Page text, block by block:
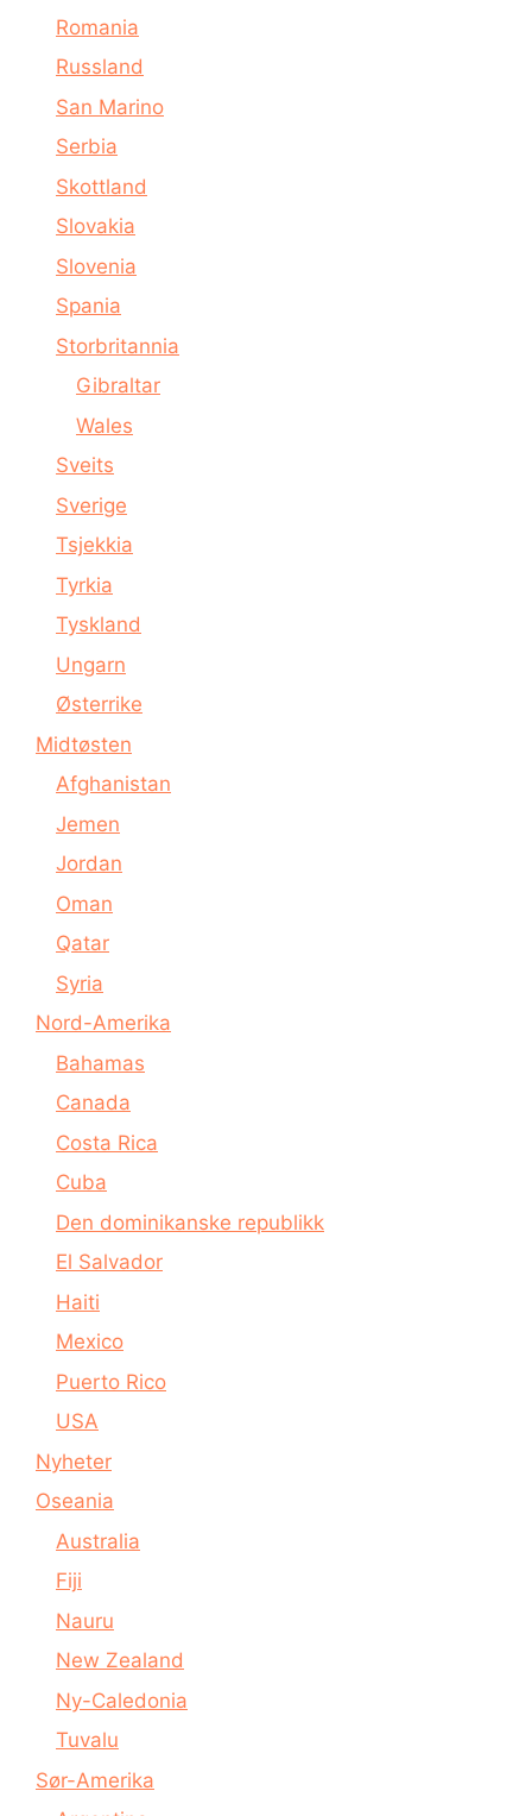
Romania
Russland
San Marino
Serbia
Skottland
Slovakia
Slovenia
Spania
Storbritannia
Gibraltar
Wales
Sveits
Sverige
Tsjekkia
Tyrkia
Tyskland
Ungarn
Østerrike
Midtøsten
Afghanistan
Jemen
Jordan
Oman
Qatar
Syria
Nord-Amerika
Bahamas
Canada
Costa Rica
Cuba
Den dominikanske republikk
El Salvador
Haiti
Mexico
Puerto Rico
USA
Nyheter
Oseania
Australia
Fiji
Nauru
New Zealand
Ny-Caledonia
Tuvalu
Sør-Amerika